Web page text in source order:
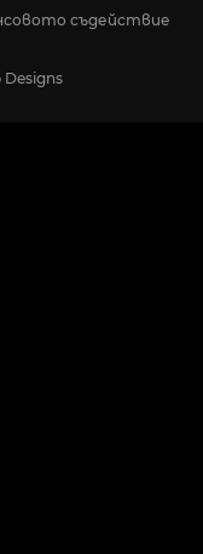
съдействие
Designs